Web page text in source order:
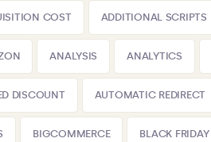
COST ADDITIONAL SCRIPTS
ANALYSIS ANALYTICS
DISCOUNT AUTOMATIC REDIRECT
BIGCOMMERCE BLACK FRIDAY